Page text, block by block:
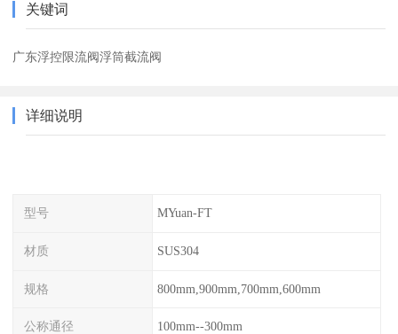
关键词
广东浮控限流阀浮筒截流阀
详细说明
型号 MYuan-FT
材质 SUS304
规格 800mm,900mm,700mm,600mm
公称通径 100mm--300mm